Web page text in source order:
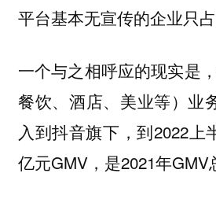
平台基本无宣传的企业只占
一个与之相呼应的现实是
餐饮、酒店、美业等）业
入到抖音旗下，到2022上
亿元GMV，是2021年GMV